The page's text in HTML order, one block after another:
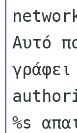
Αυτό
%s